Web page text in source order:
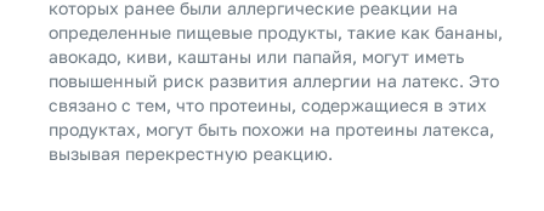
которых ранее были аллергические реакции на
определенные пищевые продукты, такие как бананы,
авокадо, киви, каштаны или папайя, могут иметь
повышенный риск развития аллергии на латекс. Это
связано с тем, что протеины, содержащиеся в этих
продуктах, могут быть похожи на протеины латекса,
вызывая перекрестную реакцию.